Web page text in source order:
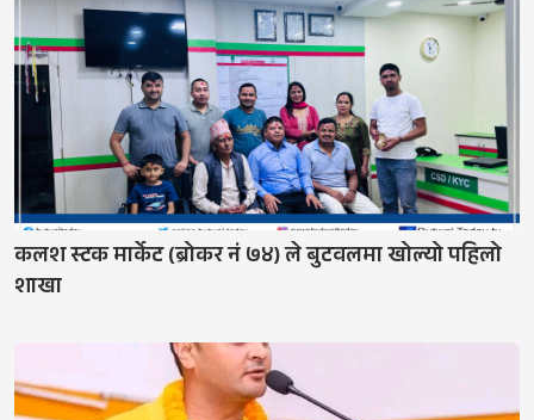
कलश स्टक मार्केट (ब्रोकर नं ७४) ले बुटवलमा खोल्यो पहिलो
शाखा